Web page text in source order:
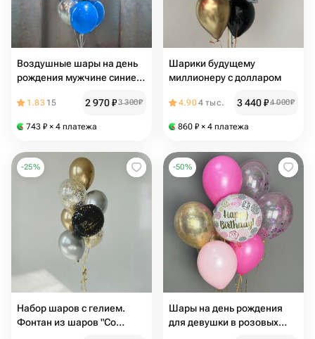
Воздушные шары на день
рождения мужчине синие ,
1.83 15 2 970₽3 300₽
743 ₽ × 4 платежа
Шарики будущему
миллионеру с долларом
4.904 тыс. 3 440₽4 000₽
860 ₽ × 4 платежа
-25%
Набор шаров с гелием.
Фонтан из шаров "Со
-50%
Шары на день рождения
для девушки в розовых